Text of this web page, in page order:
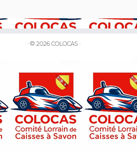
· © 2026 COLOCAS ·